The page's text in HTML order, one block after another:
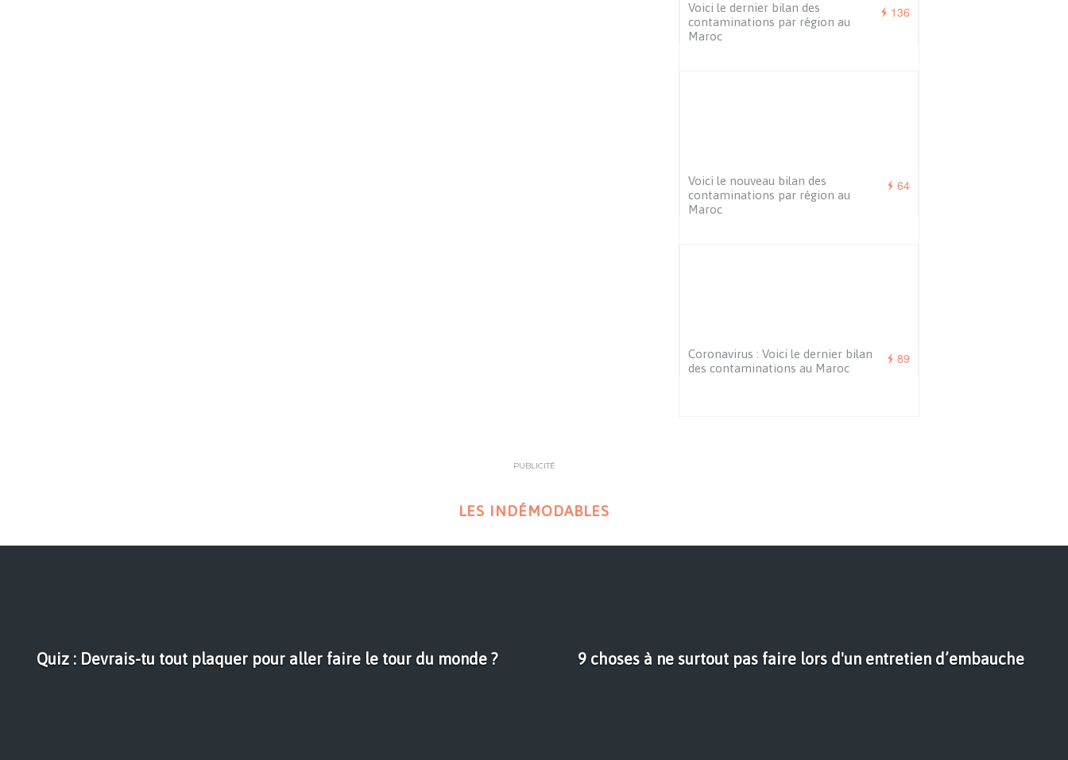
136
Voici le dernier bilan des
contaminations par région au
Maroc
64
Voici le nouveau bilan des
contaminations par région au
Maroc
89
Coronavirus : Voici le dernier bilan
des contaminations au Maroc
PUBLICITÉ
LES INDÉMODABLES
Quiz : Devrais-tu tout plaquer pour aller faire le tour du monde ? 9 choses à ne surtout pas faire lors d'un entretien d’embauche